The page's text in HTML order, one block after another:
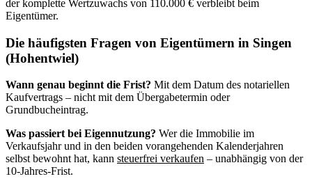
der komplette Wertzuwachs von 110.000 € verbleibt beim
Eigentümer.
Die häufigsten Fragen von Eigentümern in Singen
(Hohentwiel)
Wann genau beginnt die Frist? Mit dem Datum des notariellen
Kaufvertrags – nicht mit dem Übergabetermin oder
Grundbucheintrag.
Was passiert bei Eigennutzung? Wer die Immobilie im
Verkaufsjahr und in den beiden vorangehenden Kalenderjahren
selbst bewohnt hat, kann steuerfrei verkaufen – unabhängig von der
10-Jahres-Frist.